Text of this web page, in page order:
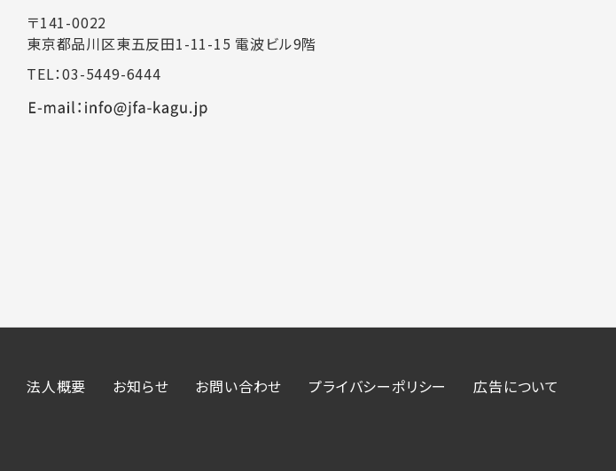
〒141-0022
東京都品川区東五反田1-11-15 電波ビル9階
TEL：03-5449-6444
法人概要 お知らせ お問い合わせ プライバシーポリシー 広告について